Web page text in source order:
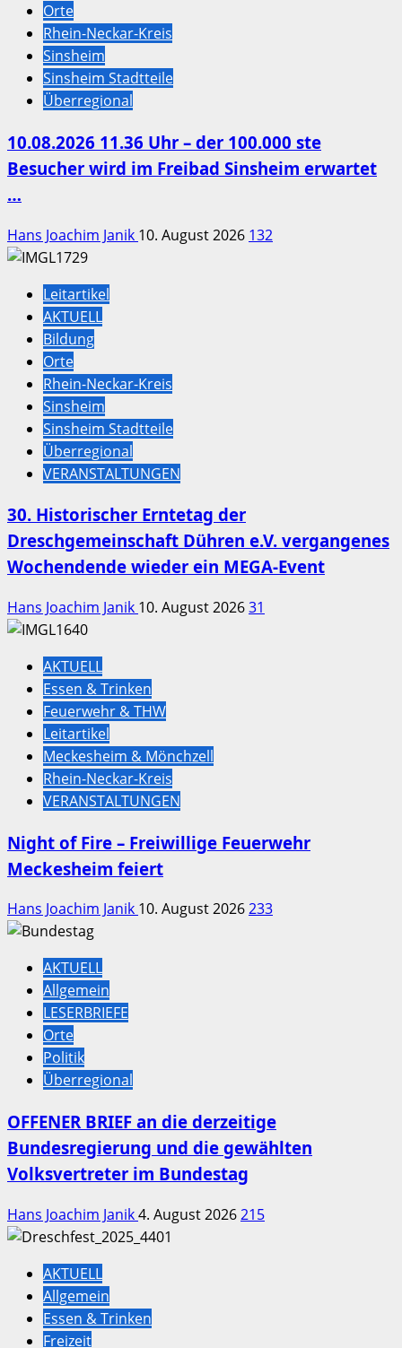
Orte
Rhein-Neckar-Kreis
Sinsheim
Sinsheim Stadtteile
Überregional
10.08.2026 11.36 Uhr – der 100.000 ste
Besucher wird im Freibad Sinsheim erwartet
…
Hans Joachim Janik 10. August 2026 132
Leitartikel
AKTUELL
Bildung
Orte
Rhein-Neckar-Kreis
Sinsheim
Sinsheim Stadtteile
Überregional
VERANSTALTUNGEN
30. Historischer Erntetag der
Dreschgemeinschaft Dühren e.V. vergangenes
Wochendende wieder ein MEGA-Event
Hans Joachim Janik 10. August 202631
AKTUELL
Essen & Trinken
Feuerwehr & THW
Leitartikel
Meckesheim & Mönchzell
Rhein-Neckar-Kreis
VERANSTALTUNGEN
Night of Fire – Freiwillige Feuerwehr
Meckesheim feiert
Hans Joachim Janik 10. August 2026233
AKTUELL
Allgemein
LESERBRIEFE
Orte
Politik
Überregional
OFFENER BRIEF an die derzeitige
Bundesregierung und die gewählten
Volksvertreter im Bundestag
Hans Joachim Janik4. August 2026215
AKTUELL
Allgemein
Essen & Trinken
Freizeit